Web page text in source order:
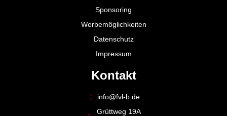
Sponsoring
Werbemöglichkeiten
Datenschutz
Impressum
Kontakt
info@fvl-b.de
Grüttweg 19A